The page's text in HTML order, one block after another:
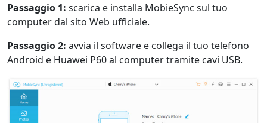
Passaggio 1: scarica e installa MobieSync sul tuo
computer dal sito Web ufficiale.
Passaggio 2: avvia il software e collega il tuo telefono
Android e Huawei P60 al computer tramite cavi USB.